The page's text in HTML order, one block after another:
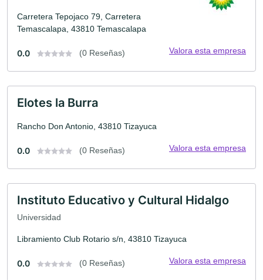
Carretera Tepojaco 79, Carretera
Temascalapa, 43810 Temascalapa
0.0 (0 Reseñas) Valora esta empresa
Elotes la Burra
Rancho Don Antonio, 43810 Tizayuca
0.0 (0 Reseñas) Valora esta empresa
Instituto Educativo y Cultural Hidalgo
Universidad
Libramiento Club Rotario s/n, 43810 Tizayuca
0.0 (0 Reseñas) Valora esta empresa